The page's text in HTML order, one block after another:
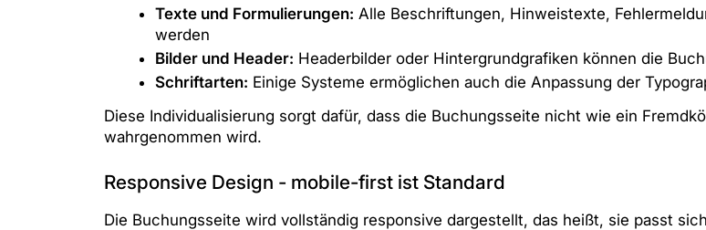
Texte und Formulierungen: Alle Beschriftungen, Hinweistexte,
werden
Bilder und Header: Headerbilder oder Hintergrundgrafiken können die
Schriftarten: Einige Systeme ermöglichen auch die Anpassung der
Diese Individualisierung sorgt dafür, dass die Buchungsseite nicht wie ein
wahrgenommen wird.
Responsive Design - mobile-first ist Standard
Die Buchungsseite wird vollständig responsive dargestellt, das heißt, sie passt